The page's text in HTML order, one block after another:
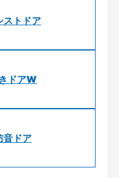
トドア
ドアW
ドア